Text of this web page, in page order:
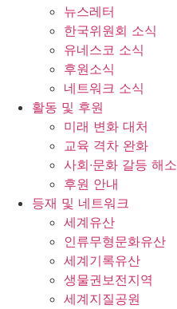
뉴스레터
한국위원회 소식
유네스코 소식
후원소식
네트워크 소식
활동 및 후원
미래 변화 대처
교육 격차 완화
사회∙문화 갈등 해소
후원 안내
등재 및 네트워크
세계유산
인류무형문화유산
세계기록유산
생물권보전지역
세계지질공원